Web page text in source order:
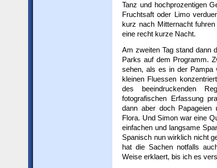
Tanz und hochprozentigen
Fruchtsaft oder Limo
kurz nach Mitternacht
eine recht kurze Nacht.
Am zweiten Tag stand dann
Parks auf dem Programm.
sehen, als es in der Pampa
kleinen Fluessen
des beeindruckenden
fotografischen Erfassung
dann aber doch Papageien
Flora. Und Simon war eine
einfachen und langsame
Spanisch nun wirklich nicht
hat die Sachen notfalls
Weise erklaert, bis ich es